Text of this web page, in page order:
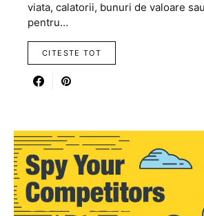
viata, calatorii, bunuri de valoare
pentru…
CITESTE TOT